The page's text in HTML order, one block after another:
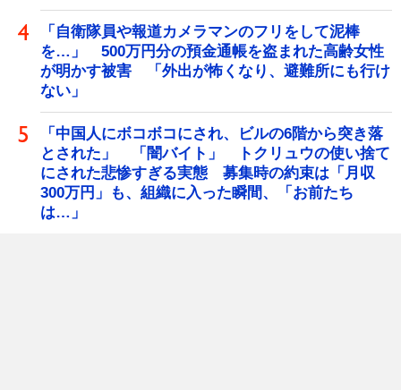
「自衛隊員や報道カメラマンのフリをして泥棒
を…」 500万円分の預金通帳を盗まれた高齢女性
が明かす被害 「外出が怖くなり、避難所にも行け
ない」
「中国人にボコボコにされ、ビルの6階から突き落
とされた」 「闇バイト」 トクリュウの使い捨て
にされた悲惨すぎる実態 募集時の約束は「月収
300万円」も、組織に入った瞬間、「お前たち
は…」